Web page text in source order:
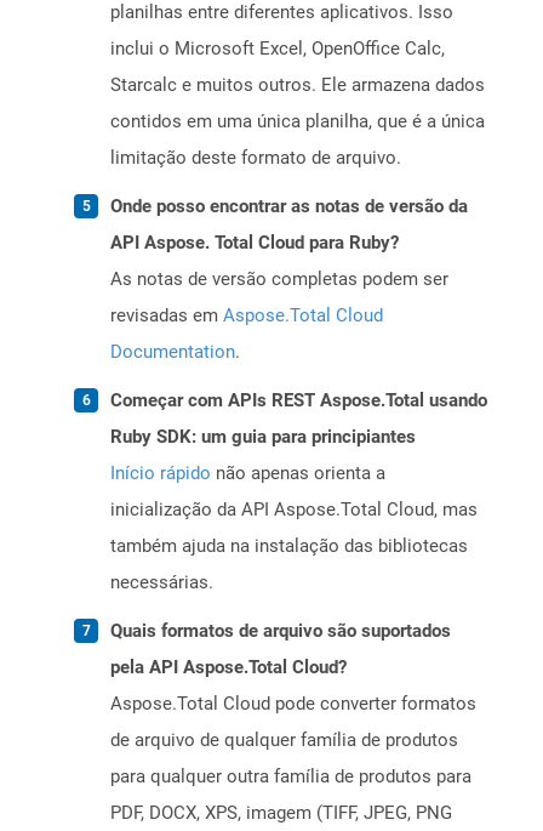
planilhas entre diferentes aplicativos. Isso
inclui o Microsoft Excel, OpenOffice Calc,
Starcalc e muitos outros. Ele armazena dados
contidos em uma única planilha, que é a única
limitação deste formato de arquivo.
Onde posso encontrar as notas de versão da
API Aspose. Total Cloud para Ruby?
As notas de versão completas podem ser
revisadas em Aspose.Total Cloud
Documentation.
Começar com APIs REST Aspose.Total usando
Ruby SDK: um guia para principiantes
Início rápido não apenas orienta a
inicialização da API Aspose.Total Cloud, mas
também ajuda na instalação das bibliotecas
necessárias.
Quais formatos de arquivo são suportados
pela API Aspose.Total Cloud?
Aspose.Total Cloud pode converter formatos
de arquivo de qualquer família de produtos
para qualquer outra família de produtos para
PDF, DOCX, XPS, imagem (TIFF, JPEG, PNG